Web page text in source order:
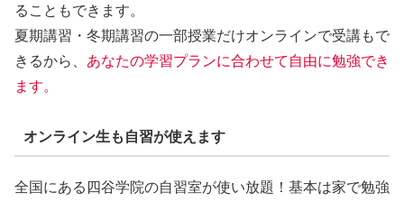
ることもできます。
夏期講習・冬期講習の一部授業だけオンラインで受講もで
きるから、 あなたの学習プランに合わせて自由に勉強でき
ます。
オンライン生も自習が使えます
全国にある四谷学院の自習室が使い放題！基本は家で勉強